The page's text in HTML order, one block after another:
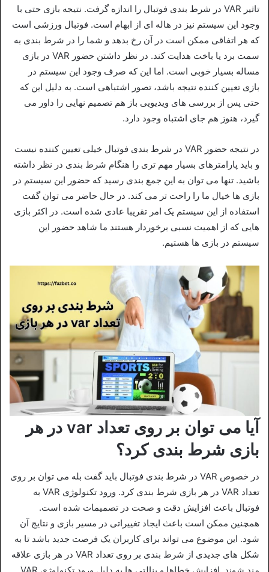
تاثیر VAR در شرط بندی فوتبال را اندازه گرفت. نتیجه بازی حتی با
وجود این سیستم نیز در هاله ای از ابهام است. فوتبال ورزشی است
که هر اتفاقی ممکن است در آن رخ بدهد و شما را در شرط بندی به
سمت برد یا باخت هدایت کند. در نظر داشتن حضور VAR در بازی
مساله بسیار خوبی است. اما این که صرف وجود این سیستم در
بازی تعیین کننده نتیجه باشد، تصور اشتباهی است. به دلیل این که
حتی پس از بررسی های ویدیویی باز هم تصمیم نهایی را داور می
گیرد، هنوز هم جای اشتباه وجود دارد.
در نتیجه حضور VAR در شرط بندی فوتبال خیلی تعیین کننده نیست
و باید پارامترهای بسیار مهم تری را هنگام شرط بندی در نظر داشته
باشید. تنها می توان به این جمع بندی رسید که حضور این سیستم در
بازی ها خیال ما را راحت تر می کند. در حال حاضر می توان گفت
استفاده از این سیستم یک امر تقریبا عادی شده است. در اکثر بازی
هایی که از اهمیت نسبی برخوردار هستند ما شاهد حضور این
سیستم در بازی ها هستیم.
آیا می توان بر روی تعداد var در هر
بازی شرط بندی کرد؟
در خصوص VAR در شرط بندی فوتبال باید گفت بله می توان بر روی
تعداد VAR در هر بازی شرط‌ بندی کرد. ورود تکنولوژی VAR به
فوتبال باعث افزایش دقت و صحت در تصمیمات شده است.
همچنین ممکن است باعث ایجاد تغییراتی در مسیر بازی و نتایج آن
شود. این موضوع می‌ تواند برای کاربران یک فرصت جدید باشد تا به
شکل‌ های جدیدی از شرط‌ بندی بر روی تعداد VAR در هر بازی علاقه‌